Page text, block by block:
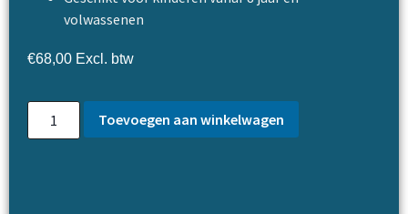
volwassenen
€68,00 Excl. btw
Toevoegen aan winkelwagen